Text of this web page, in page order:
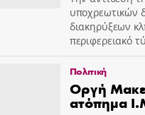
υποχρεωτικών
διακηρύξεων
περιφερειακό
Πολιτική
Οργή
ατόπημα